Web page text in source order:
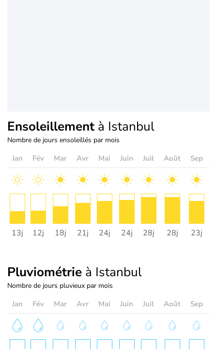
Ensoleillement à Istanbul
Nombre de jours ensoleillés par mois
Jan Fév Mar Avr Mai Juin Juil Août Sep
13j 12j 18j 21j 24j 24j 28j 28j 23j
Pluviométrie à Istanbul
Nombre de jours pluvieux par mois
Jan Fév Mar Avr Mai Juin Juil Août Sep